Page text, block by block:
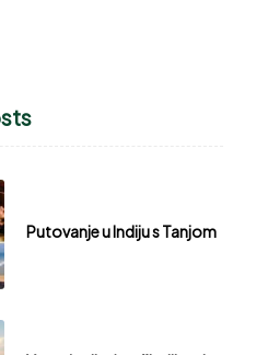
Putovanje u Indiju s Tanjom